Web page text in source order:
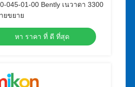
045-01-00 Bently เนวาดา 3300
ยขยาย
หา ราคา ที่ ดี ที่สุด